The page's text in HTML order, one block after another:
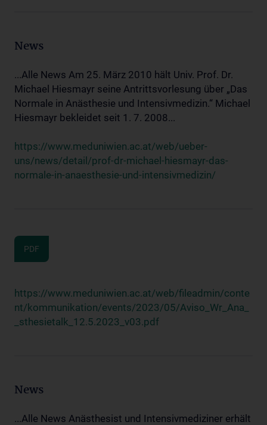
News
...Alle News Am 25. März 2010 hält Univ. Prof. Dr.
Michael Hiesmayr seine Antrittsvorlesung über „Das
Normale in Anästhesie und Intensivmedizin.“ Michael
Hiesmayr bekleidet seit 1. 7. 2008...
https://www.meduniwien.ac.at/web/ueber-
uns/news/detail/prof-dr-michael-hiesmayr-das-
normale-in-anaesthesie-und-intensivmedizin/
PDF
https://www.meduniwien.ac.at/web/fileadmin/conte
nt/kommunikation/events/2023/05/Aviso_Wr_Ana_
_sthesietalk_12.5.2023_v03.pdf
News
...Alle News Anästhesist und Intensivmediziner erhält